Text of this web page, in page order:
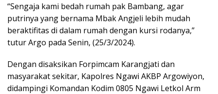
“Sengaja kami bedah rumah pak Bambang, agar
putrinya yang bernama Mbak Angjeli lebih mudah
beraktifitas di dalam rumah dengan kursi rodanya,”
tutur Argo pada Senin, (25/3/2024).
Dengan disaksikan Forpimcam Karangjati dan
masyarakat sekitar, Kapolres Ngawi AKBP Argowiyon,
didampingi Komandan Kodim 0805 Ngawi Letkol Arm